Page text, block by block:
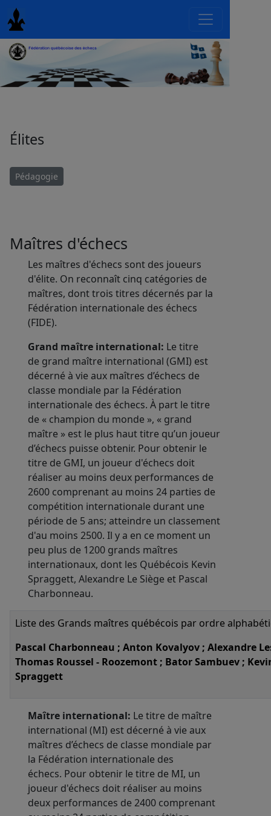
Élites
Pédagogie
Maîtres d'échecs
Les maîtres d'échecs sont des joueurs
d'élite. On reconnaît cinq catégories de
maîtres, dont trois titres décernés par la
Fédération internationale des échecs
(FIDE).
Grand maître international: Le titre
de grand maître international (GMI) est
décerné à vie aux maîtres d’échecs de
classe mondiale par la Fédération
internationale des échecs. À part le titre
de « champion du monde », « grand
maître » est le plus haut titre qu’un joueur
d’échecs puisse obtenir. Pour obtenir le
titre de GMI, un joueur d'échecs doit
réaliser au moins deux performances de
2600 comprenant au moins 24 parties de
compétition internationale durant une
période de 5 ans; atteindre un classement
d'au moins 2500. Il y a en ce moment un
peu plus de 1200 grands maîtres
internationaux, dont les Québécois Kevin
Spraggett, Alexandre Le Siège et Pascal
Charbonneau.
Liste des Grands maîtres québécois par ordre
Pascal Charbonneau ; Anton Kovalyov ; Alexandre
Thomas Roussel - Roozemont ; Bator Sambuev ;
Spraggett
Maître international: Le titre de maître
international (MI) est décerné à vie aux
maîtres d’échecs de classe mondiale par
la Fédération internationale des
échecs. Pour obtenir le titre de MI, un
joueur d'échecs doit réaliser au moins
deux performances de 2400 comprenant